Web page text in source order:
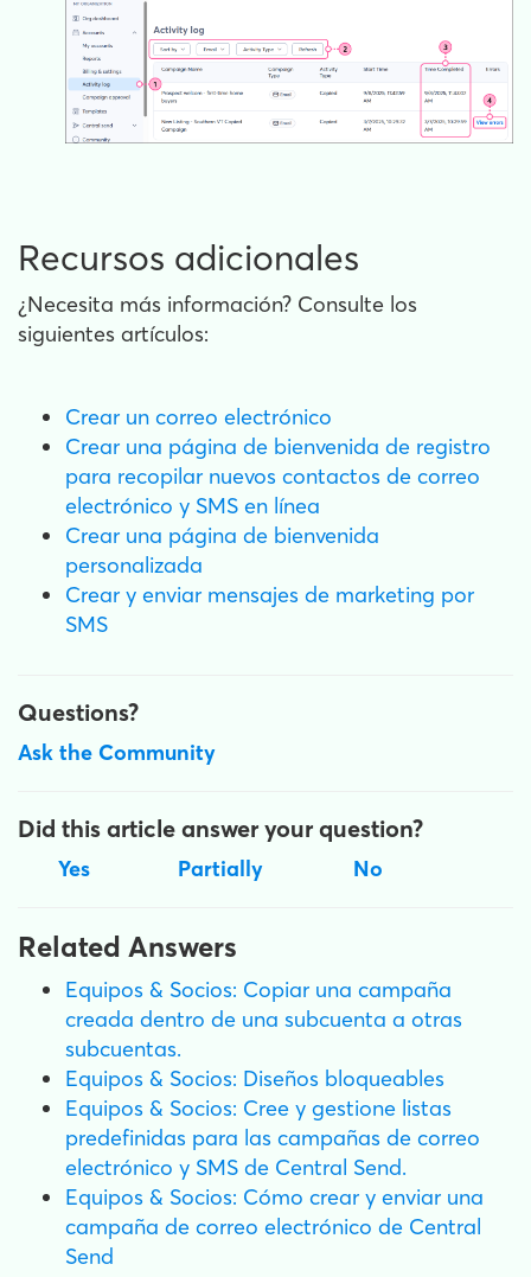
Recursos adicionales
¿Necesita más información? Consulte los
siguientes artículos:
Crear un correo electrónico
Crear una página de bienvenida de registro
para recopilar nuevos contactos de correo
electrónico y SMS en línea
Crear una página de bienvenida
personalizada
Crear y enviar mensajes de marketing por
SMS
Questions?
Ask the Community
Did this article answer your question?
Yes Partially No
Related Answers
Equipos & Socios: Copiar una campaña
creada dentro de una subcuenta a otras
subcuentas.
Equipos & Socios: Diseños bloqueables
Equipos & Socios: Cree y gestione listas
predefinidas para las campañas de correo
electrónico y SMS de Central Send.
Equipos & Socios: Cómo crear y enviar una
campaña de correo electrónico de Central
Send